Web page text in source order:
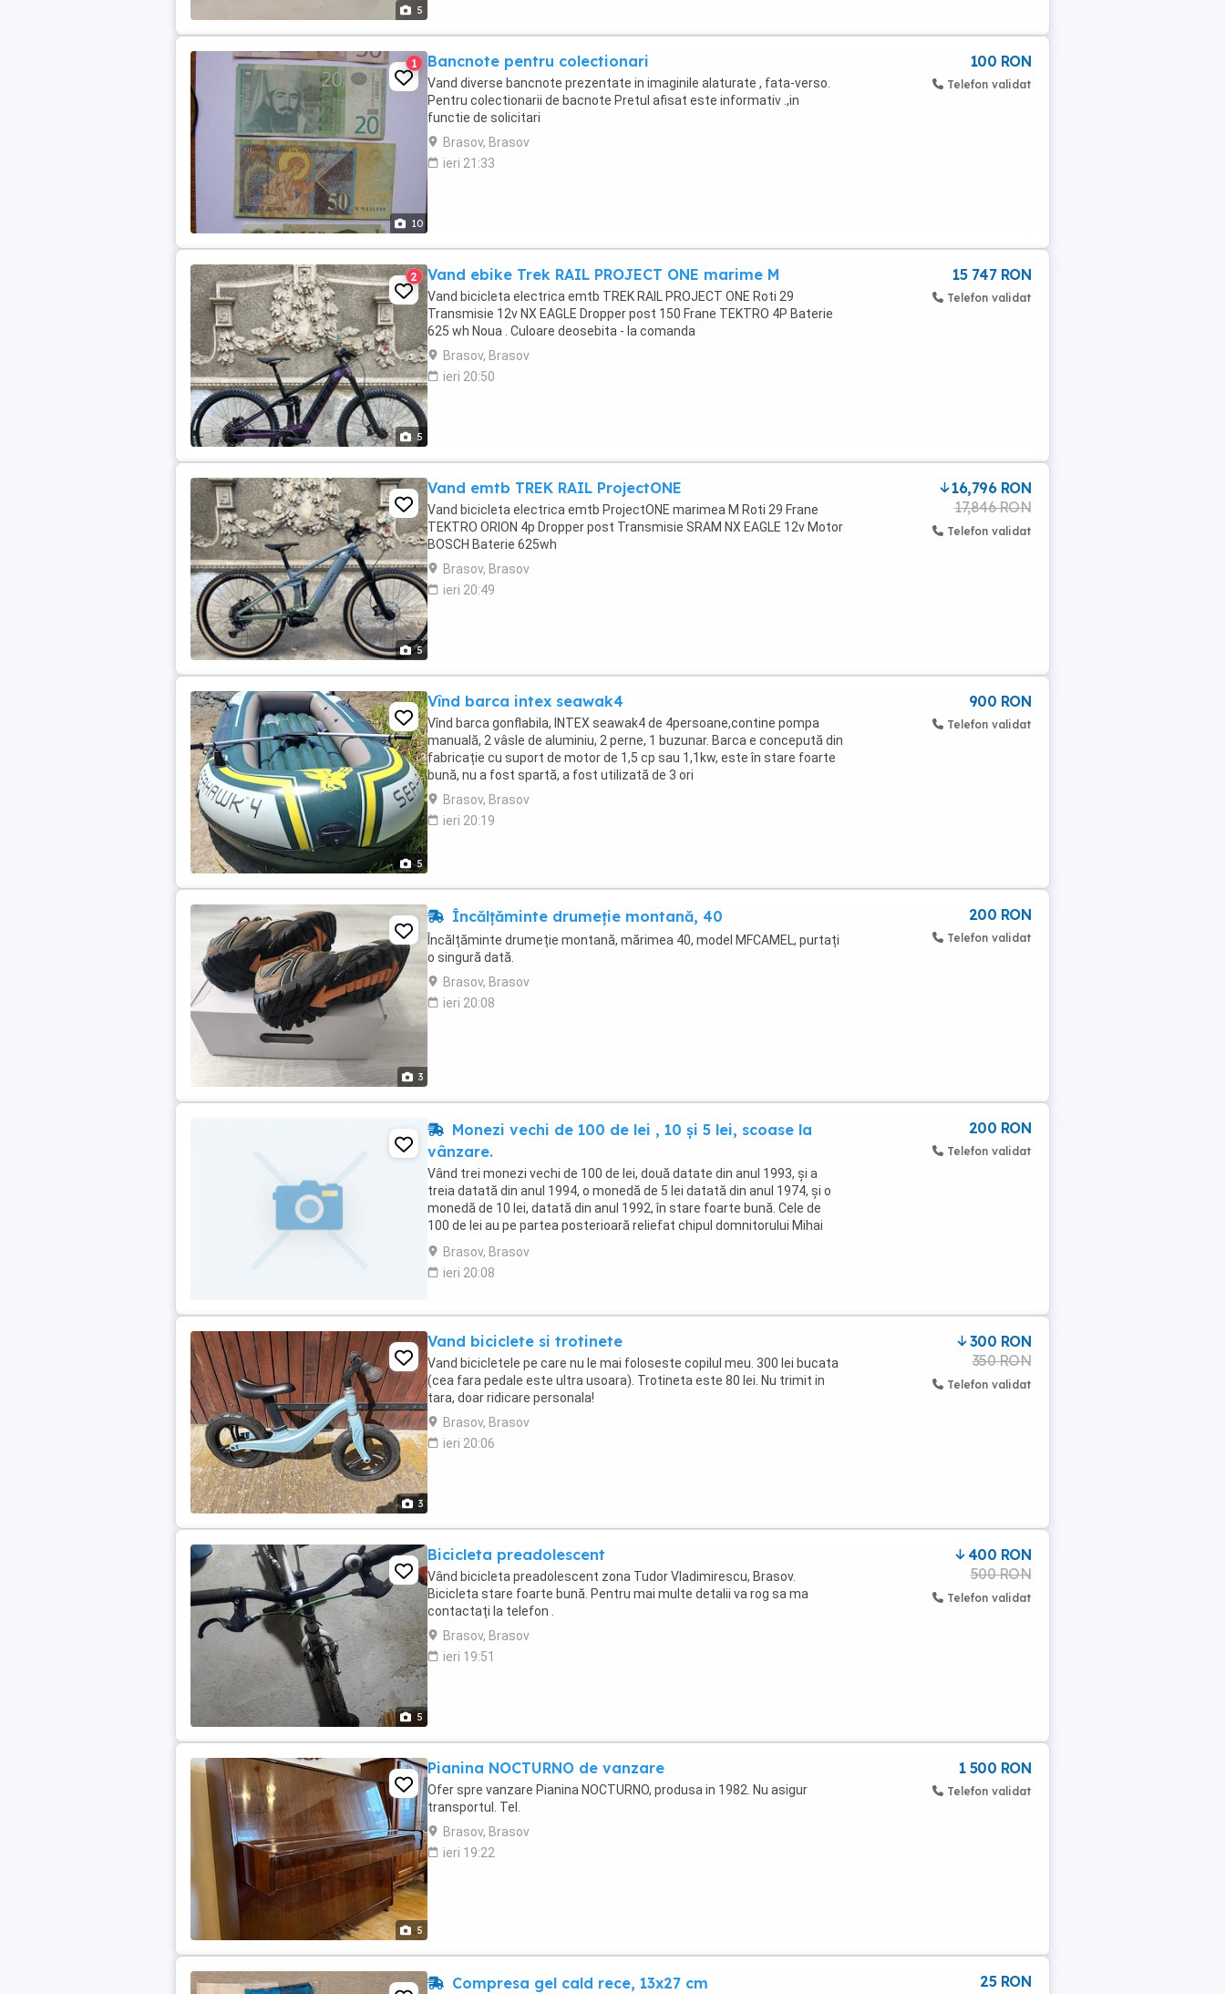
5
10
1 Bancnote pentru colectionari
Vand diverse bancnote prezentate in imaginile alaturate , fata-verso.
Pentru colectionarii de bacnote Pretul afisat este informativ .,in
functie de solicitari
Brasov, Brasov
ieri 21:33
100 RON
Telefon validat
5
2 Vand ebike Trek RAIL PROJECT ONE marime M
Vand bicicleta electrica emtb TREK RAIL PROJECT ONE Roti 29
Transmisie 12v NX EAGLE Dropper post 150 Frane TEKTRO 4P Baterie
625 wh Noua . Culoare deosebita - la comanda
Brasov, Brasov
ieri 20:50
15 747 RON
Telefon validat
5
Vand emtb TREK RAIL ProjectONE
Vand bicicleta electrica emtb ProjectONE marimea M Roti 29 Frane
TEKTRO ORION 4p Dropper post Transmisie SRAM NX EAGLE 12v Motor
BOSCH Baterie 625wh
Brasov, Brasov
ieri 20:49
16,796 RON
17,846 RON
Telefon validat
5
Vînd barca intex seawak4
Vînd barca gonflabila, INTEX seawak4 de 4persoane,contine pompa
manuală, 2 vâsle de aluminiu, 2 perne, 1 buzunar. Barca e concepută din
fabricație cu suport de motor de 1,5 cp sau 1,1kw, este în stare foarte
bună, nu a fost spartă, a fost utilizată de 3 ori
Brasov, Brasov
ieri 20:19
900 RON
Telefon validat
3
Încălțăminte drumeție montană, 40
Încălțăminte drumeție montană, mărimea 40, model MFCAMEL, purtați
o singură dată.
Brasov, Brasov
ieri 20:08
200 RON
Telefon validat
Monezi vechi de 100 de lei , 10 și 5 lei, scoase la
vânzare.
Vând trei monezi vechi de 100 de lei, două datate din anul 1993, și a
treia datată din anul 1994, o monedă de 5 lei datată din anul 1974, și o
monedă de 10 lei, datată din anul 1992, în stare foarte bună. Cele de
100 de lei au pe partea posterioară reliefat chipul domnitorului Mihai
Viteazul, cea de ...
Brasov, Brasov
ieri 20:08
200 RON
Telefon validat
3
Vand biciclete si trotinete
Vand bicicletele pe care nu le mai foloseste copilul meu. 300 lei bucata
(cea fara pedale este ultra usoara). Trotineta este 80 lei. Nu trimit in
tara, doar ridicare personala!
Brasov, Brasov
ieri 20:06
300 RON
350 RON
Telefon validat
5
Bicicleta preadolescent
Vând bicicleta preadolescent zona Tudor Vladimirescu, Brasov.
Bicicleta stare foarte bună. Pentru mai multe detalii va rog sa ma
contactați la telefon .
Brasov, Brasov
ieri 19:51
400 RON
500 RON
Telefon validat
5
Pianina NOCTURNO de vanzare
Ofer spre vanzare Pianina NOCTURNO, produsa in 1982. Nu asigur
transportul. Tel.
Brasov, Brasov
ieri 19:22
1 500 RON
Telefon validat
Compresa gel cald rece, 13x27 cm 25 RON